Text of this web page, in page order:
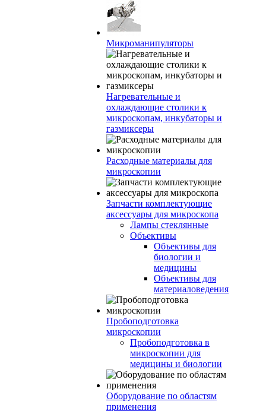
Микроманипуляторы
Нагревательные и
охлаждающие столики к
микроскопам, инкубаторы и
газмиксеры
Расходные материалы для
микроскопии
Запчасти комплектующие
аксессуары для микроскопа
Лампы стеклянные
Объективы
Объективы для
биологии и
медицины
Объективы для
материаловедения
Пробоподготовка
микроскопии
Пробоподготовка в
микроскопии для
медицины и биологии
Оборудование по областям
применения